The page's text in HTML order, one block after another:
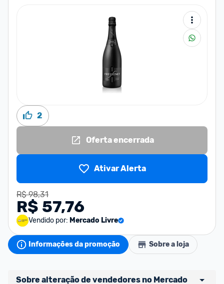
2
Oferta encerrada
Ativar Alerta
R$ 98,31
R$ 57,76
Vendido por: Mercado Livre
Informações da promoção Sobre a loja
Sobre alteração de vendedores no Mercado